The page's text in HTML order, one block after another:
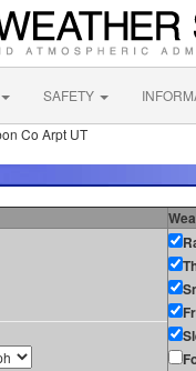
SAFETY
Co Arpt UT